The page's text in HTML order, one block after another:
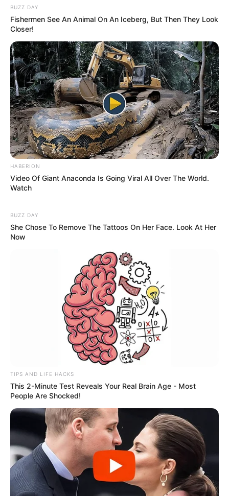
BUZZ DAY
Fishermen See An Animal On An Iceberg, But Then They Look
Closer!
HABERION
Video Of Giant Anaconda Is Going Viral All Over The World.
Watch
BUZZ DAY
She Chose To Remove The Tattoos On Her Face. Look At Her
Now
TIPS AND LIFE HACKS
This 2-Minute Test Reveals Your Real Brain Age - Most
People Are Shocked!